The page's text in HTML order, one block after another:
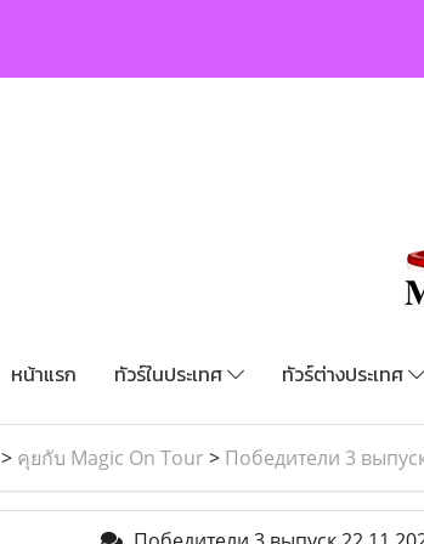
หน้าแรก ทัวร์ในประเทศ ทัวร์ต่างประเทศ
> คุยกับ Magic On Tour > Победители 3